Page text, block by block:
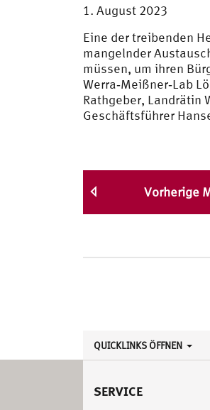
1. August 2023
Eine der treibenden
mangelnder
müssen, um ihren
Werra‐Meißner‐Lab
Rathgeber, Landrätin
Geschäftsführer
Vorherige
QUICKLINKS ÖFFNEN
SERVICE